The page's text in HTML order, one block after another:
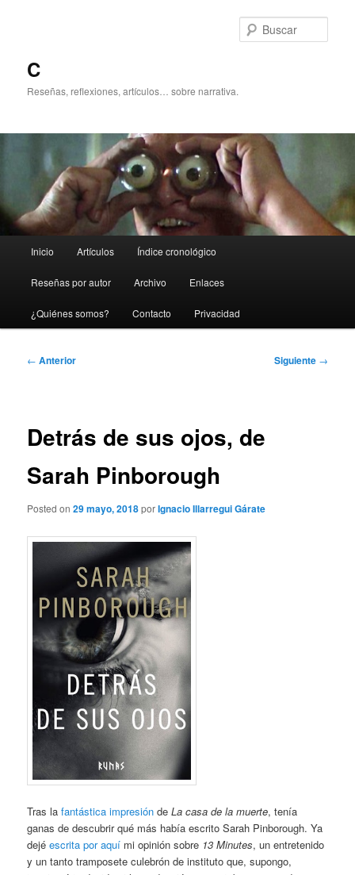
C
Reseñas, reflexiones, artículos… sobre narrativa.
principal
Inicio Artículos Índice cronológico
Reseñas por autor Archivo Enlaces
¿Quiénes somos? Contacto Privacidad
Navegación
← Anterior Siguiente →
Detrás de sus ojos, de
Sarah Pinborough
Posted on29 mayo, 2018porIgnacio Illarregui Gárate
Tras lafantástica impresión deLa casa de la muerte, tenía
ganas de descubrir qué más había escrito Sarah Pinborough. Ya
dejéescrita por aquí mi opinión sobre 13 Minutes, un entretenido
y un tanto tramposete culebrón de instituto que, supongo,